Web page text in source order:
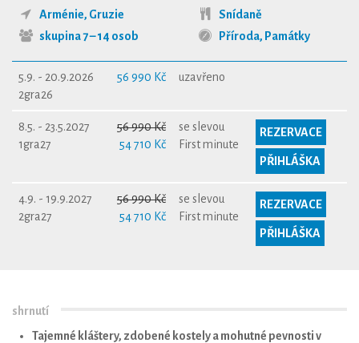
Arménie, Gruzie
Snídaně
skupina 7 – 14 osob
Příroda, Památky
5.9. - 20.9.2026
2gra26
56 990 Kč uzavřeno
8.5. - 23.5.2027
1gra27
56 990 Kč
54 710 Kč
se slevou
First minute
REZERVACE
PŘIHLÁŠKA
4.9. - 19.9.2027
2gra27
56 990 Kč
54 710 Kč
se slevou
First minute
REZERVACE
PŘIHLÁŠKA
shrnutí
Tajemné kláštery, zdobené kostely a mohutné pevnosti v